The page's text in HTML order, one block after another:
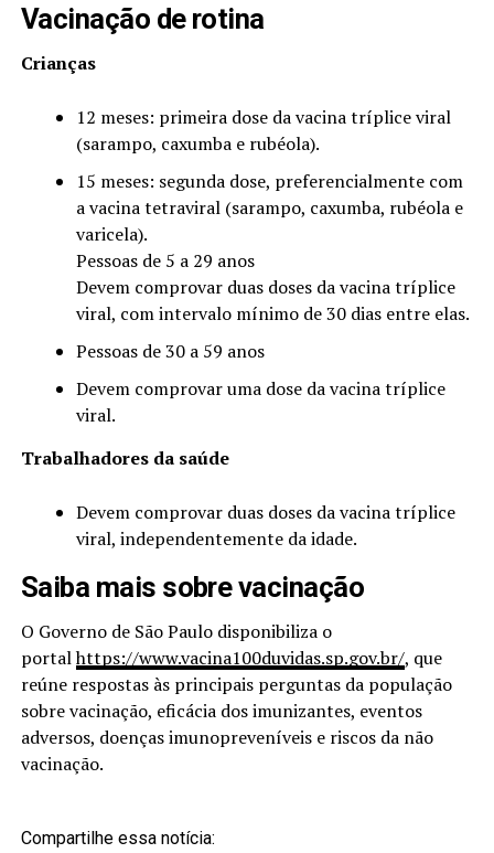
Vacinação de rotina
Crianças
12 meses: primeira dose da vacina tríplice viral
(sarampo, caxumba e rubéola).
15 meses: segunda dose, preferencialmente com
a vacina tetraviral (sarampo, caxumba, rubéola e
varicela).
Pessoas de 5 a 29 anos
Devem comprovar duas doses da vacina tríplice
viral, com intervalo mínimo de 30 dias entre elas.
Pessoas de 30 a 59 anos
Devem comprovar uma dose da vacina tríplice
viral.
Trabalhadores da saúde
Devem comprovar duas doses da vacina tríplice
viral, independentemente da idade.
Saiba mais sobre vacinação
O Governo de São Paulo disponibiliza o
portalhttps://www.vacina100duvidas.sp.gov.br/, que
reúne respostas às principais perguntas da população
sobre vacinação, eficácia dos imunizantes, eventos
adversos, doenças imunopreveníveis e riscos da não
vacinação.
Compartilhe essa notícia: